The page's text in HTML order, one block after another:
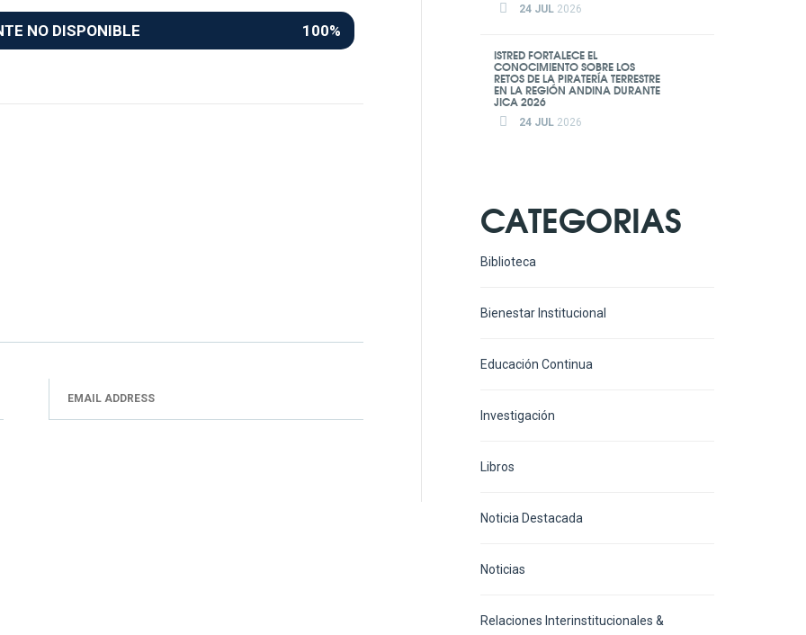
NO DISPONIBLE 100%
24 JUL 2026
ISTRED FORTALECE EL
CONOCIMIENTO SOBRE LOS
RETOS DE LA PIRATERÍA TERRESTRE
EN LA REGIÓN ANDINA DURANTE
JICA 2026
24 JUL 2026
CATEGORIAS
Biblioteca
Bienestar Institucional
Educación Continua
Investigación
Libros
Noticia Destacada
Noticias
Relaciones Interinstitucionales &